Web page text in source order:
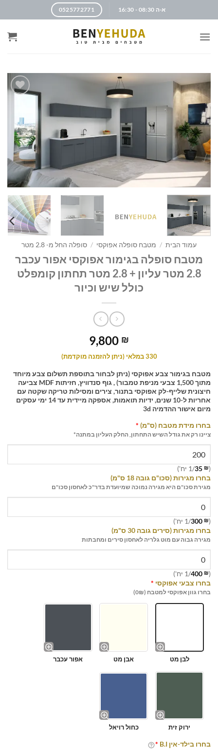
א-ה 08:30 - 16:30 0525772771
שלי
עמוד הבית / מטבח סופלה אפוקסי / סופלה החל מ- 2.8 מטר
מטבח סופלה בגימור אפוקסי אפור עכבר
2.8 מטר עליון + 2.8 מטר תחתון קומפלט
כולל שיש וכיור
9,800 ₪
330 במלאי (ניתן להזמנה מוקדמת)
מטבח בגימור צבע אפוקסי (ניתן לבחור בתוספת תשלום צבע מיוחד
מתוך 1,500 צבעי מניפת טמבור) , גוף סנדוויץ, חזיתות MDF צביעה
חיצונית שלייף-לק אפוקסי בתנור, צירים ומסילות טריקה שקטה עם
אחריות ל-10 שנים, ידיות תואמות, אספקה מיידית עד 14 ימי עסקים
מיום אישור ההדמיה 3d
בחרו מידת מטבח (ס"מ) *
ציינו רק את גודל השיש התחתון, החלק העליון במתנה*
(
35 ₪
/1 יח')
בחרו מגירות (סכו"ם גובה 18 ס"מ)
מגירת סכו"ם היא מגירה נמוכה שמיועדת בדר"כ לאחסון סכו"ם
(
300 ₪
/1 יח')
בחרו מגירות (סירים גובה 30 ס"מ)
מגירה גבוה עם מוט גלריה לאחסון סירים ומחבתות
(
400 ₪
/1 יח')
בחרו צבעי אפוקסי *
בחרו גוון אפוקסי למטבח (0₪)
לבן מט אבן מט אפור עכבר
ירוק זית כחול רויאל
בחרו בילד-אין B.I *